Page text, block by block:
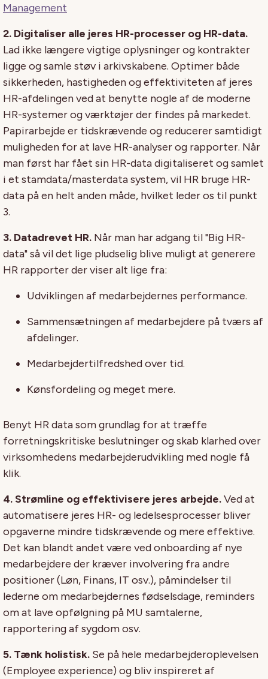
Management
2. Digitaliser alle jeres HR-processer og HR-data.
Lad ikke længere vigtige oplysninger og kontrakter
ligge og samle støv i arkivskabene. Optimer både
sikkerheden, hastigheden og effektiviteten af jeres
HR-afdelingen ved at benytte nogle af de moderne
HR-systemer og værktøjer der findes på markedet.
Papirarbejde er tidskrævende og reducerer samtidigt
muligheden for at lave HR-analyser og rapporter. Når
man først har fået sin HR-data digitaliseret og samlet
i et stamdata/masterdata system, vil HR bruge HR-
data på en helt anden måde, hvilket leder os til punkt
3.
3. Datadrevet HR. Når man har adgang til "Big HR-
data" så vil det lige pludselig blive muligt at generere
HR rapporter der viser alt lige fra:
Udviklingen af medarbejdernes performance.
Sammensætningen af medarbejdere på tværs af
afdelinger.
Medarbejdertilfredshed over tid.
Kønsfordeling og meget mere.
Benyt HR data som grundlag for at træffe
forretningskritiske beslutninger og skab klarhed over
virksomhedens medarbejderudvikling med nogle få
klik.
4. Strømline og effektivisere jeres arbejde.Ved at
automatisere jeres HR- og ledelsesprocesser bliver
opgaverne mindre tidskrævende og mere effektive.
Det kan blandt andet være ved onboarding af nye
medarbejdere der kræver involvering fra andre
positioner (Løn, Finans, IT osv.), påmindelser til
lederne om medarbejdernes fødselsdage, reminders
om at lave opfølgning på MU samtalerne,
rapportering af sygdom osv.
5. Tænk holistisk. Se på hele medarbejderoplevelsen
(Employee experience) og bliv inspireret af